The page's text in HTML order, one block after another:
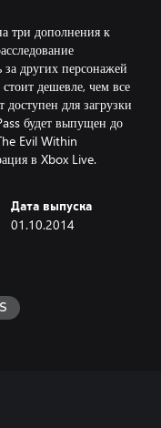
три дополнения к
других персонажей
дешевле, чем все
доступен для загрузки
будет выпущен до
Evil Within
в Xbox Live.
Дата выпуска
01.10.2014